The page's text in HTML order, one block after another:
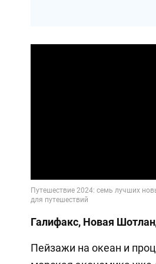
Галифакс, Новая
Пейзажи на океан и